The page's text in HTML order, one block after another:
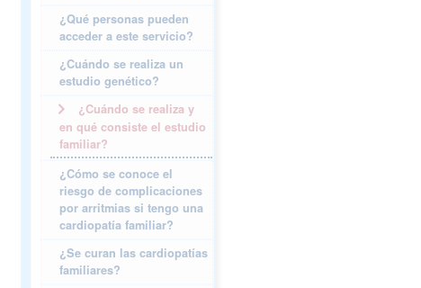
¿Qué personas pueden
acceder a este servicio?
¿Cuándo se realiza un
estudio genético?
¿Cuándo se realiza y
en qué consiste el estudio
familiar?
¿Cómo se conoce el
riesgo de complicaciones
por arritmias si tengo una
cardiopatía familiar?
¿Se curan las cardiopatías
familiares?